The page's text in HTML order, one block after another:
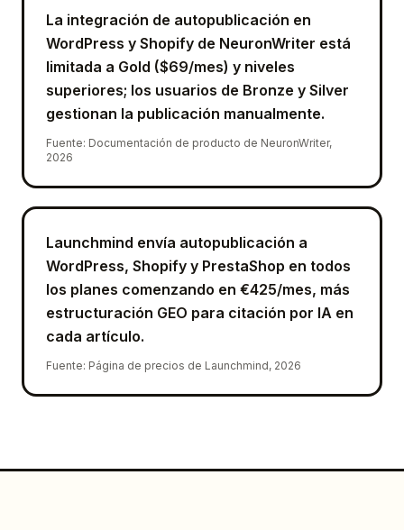
La integración de autopublicación en
WordPress y Shopify de NeuronWriter está
limitada a Gold ($69/mes) y niveles
superiores; los usuarios de Bronze y Silver
gestionan la publicación manualmente.
Fuente: Documentación de producto de NeuronWriter,
2026
Launchmind envía autopublicación a
WordPress, Shopify y PrestaShop en todos
los planes comenzando en €425/mes, más
estructuración GEO para citación por IA en
cada artículo.
Fuente: Página de precios de Launchmind, 2026